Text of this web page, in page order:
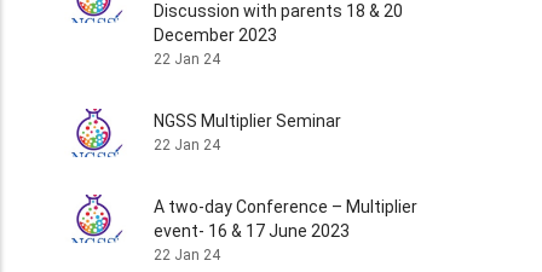
Discussion with parents 18 & 20
December 2023
22 Jan 24
NGSS Multiplier Seminar
22 Jan 24
A two-day Conference – Multiplier
event- 16 & 17 June 2023
22 Jan 24